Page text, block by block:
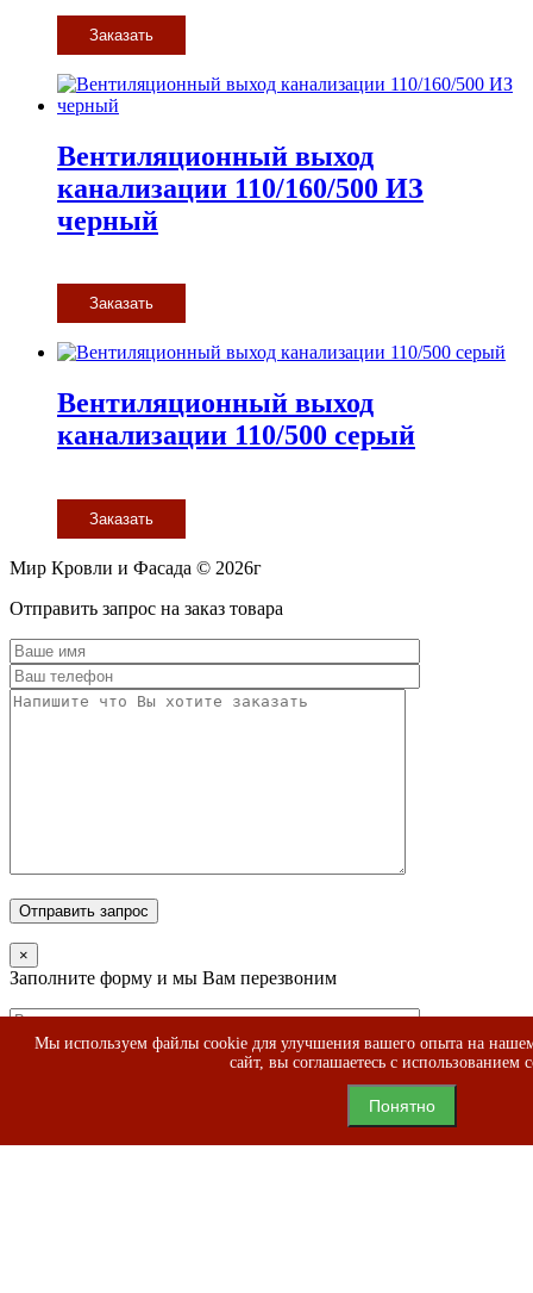
Мы используем файлы cookie для улучшения вашего опыта на
сайт, вы соглашаетесь с использованием
Понятно
Заказать
Вентиляционный выход
канализации 110/160/500 ИЗ
черный
Заказать
Вентиляционный выход
канализации 110/500 серый
Заказать
Мир Кровли и Фасада © 2026г
Прокрутить
Отправить запрос на заказ товара
×
Заполните форму и мы Вам перезвоним